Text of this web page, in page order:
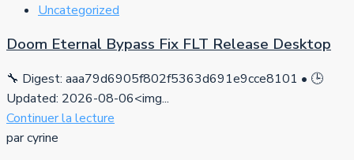
Uncategorized
Doom Eternal Bypass Fix FLT Release Desktop
🔧 Digest: aaa79d6905f802f5363d691e9cce8101 • 🕒
Updated: 2026-08-06<img...
Continuer la lecture
par cyrine